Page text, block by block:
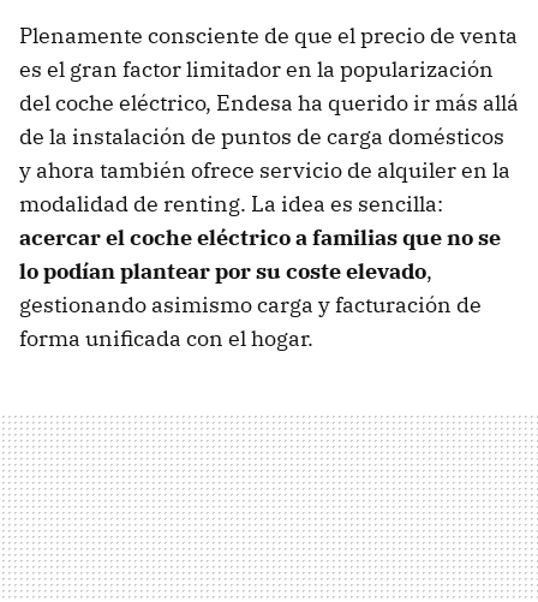
Plenamente consciente de que el precio de venta
es el gran factor limitador en la popularización
del coche eléctrico, Endesa ha querido ir más allá
de la instalación de puntos de carga domésticos
y ahora también ofrece servicio de alquiler en la
modalidad de renting. La idea es sencilla:
acercar el coche eléctrico a familias que no se
lo podían plantear por su coste elevado,
gestionando asimismo carga y facturación de
forma unificada con el hogar.